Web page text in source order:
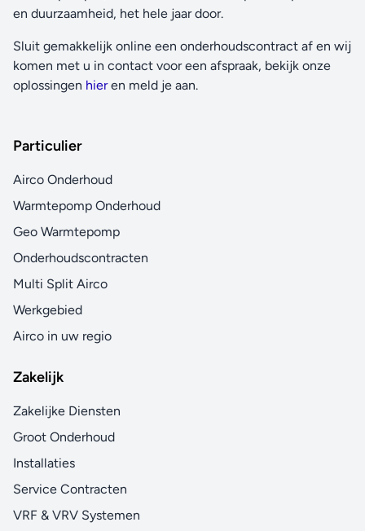
en duurzaamheid, het hele jaar door.
Sluit gemakkelijk online een onderhoudscontract af en wij
komen met u in contact voor een afspraak, bekijk onze
oplossingen hieren meld je aan.
Particulier
Airco Onderhoud
Warmtepomp Onderhoud
Geo Warmtepomp
Onderhoudscontracten
Multi Split Airco
Werkgebied
Airco in uw regio
Zakelijk
Zakelijke Diensten
Groot Onderhoud
Installaties
Service Contracten
VRF & VRV Systemen